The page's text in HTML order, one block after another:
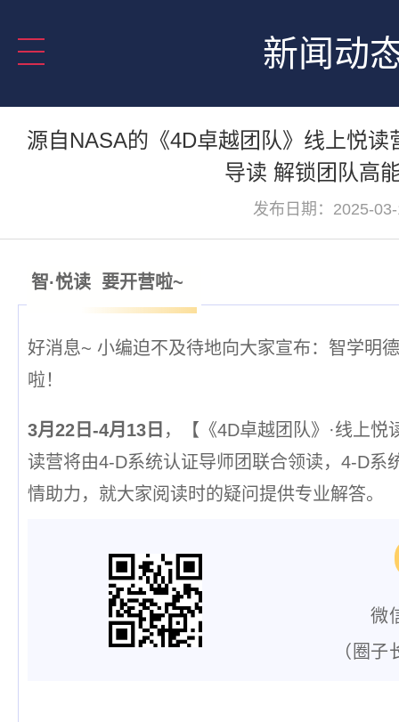
新闻动
源自NASA的《4D卓越团队》线上悦
导读 解锁团队高
发布日期：2025-
智·悦读 要开营啦~
好消息~ 小编迫不及待地向大家宣布：智学明
啦！
3月22日-4月13日 ，【《4D卓越团队》·线上
读营将由4-D系统认证导师团联合领读，4-D系
情助力，就大家阅读时的疑问提供专业解答。
微
（圈